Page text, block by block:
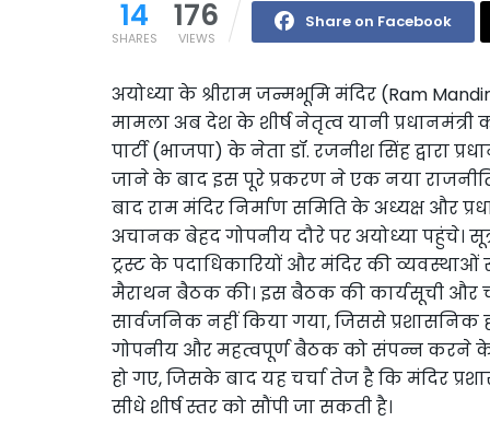
14
SHARES
176
VIEWS
Share on Facebook
अयोध्या के श्रीराम जन्मभूमि मंदिर (Ram
मामला अब देश के शीर्ष नेतृत्व यानी
पार्टी (भाजपा) के नेता डॉ. रजनीश सिंह द्वारा
जाने के बाद इस पूरे प्रकरण ने एक नया
बाद राम मंदिर निर्माण समिति के अध्यक्ष और
अचानक बेहद गोपनीय दौरे पर अयोध्या पहुंचे।
ट्रस्ट के पदाधिकारियों और मंदिर की
मैराथन बैठक की। इस बैठक की कार्यसूची और
सार्वजनिक नहीं किया गया, जिससे
गोपनीय और महत्वपूर्ण बैठक को संपन्न करने के
हो गए, जिसके बाद यह चर्चा तेज है कि मंदिर
सीधे शीर्ष स्तर को सौंपी जा सकती है।